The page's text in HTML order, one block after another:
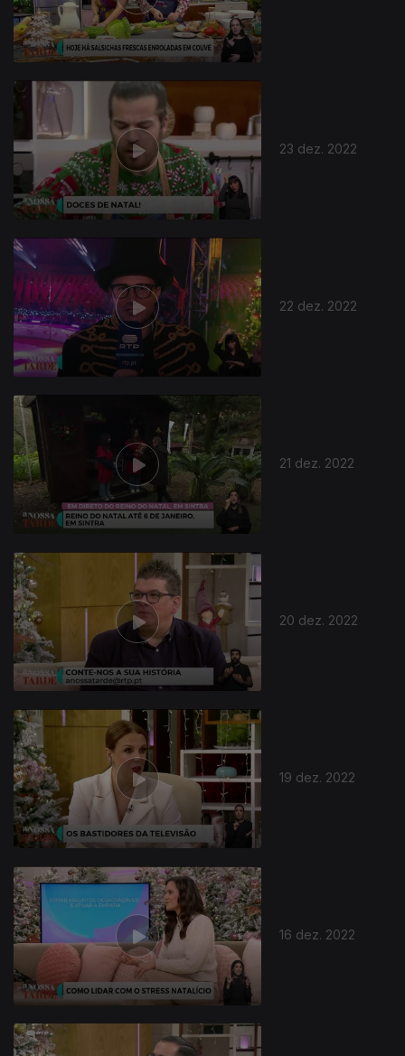
23 dez. 2022
22 dez. 2022
21 dez. 2022
20 dez. 2022
19 dez. 2022
16 dez. 2022
659616